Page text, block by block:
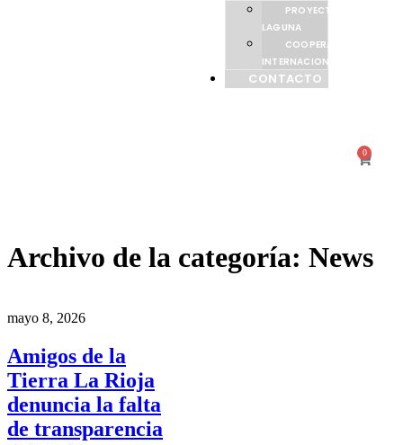
PROYECTO
LAGUNA
COOPERACIÓN
INTERNACIONAL
CONTACTO
0
Archivo de la categoría: News
mayo 8, 2026
Amigos de la
Tierra La Rioja
denuncia la falta
de transparencia